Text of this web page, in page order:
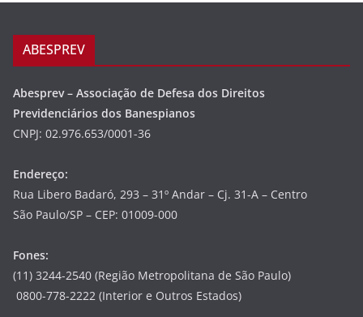
ABESPREV
Abesprev – Associação de Defesa dos Direitos
Previdenciários dos Banespianos
CNPJ: 02.976.653/0001-36
Endereço:
Rua Libero Badaró, 293 – 31º Andar – Cj. 31-A – Centro
São Paulo/SP – CEP: 01009-000
Fones:
(11) 3244-2540 (Região Metropolitana de São Paulo)
0800-778-2222 (Interior e Outros Estados)